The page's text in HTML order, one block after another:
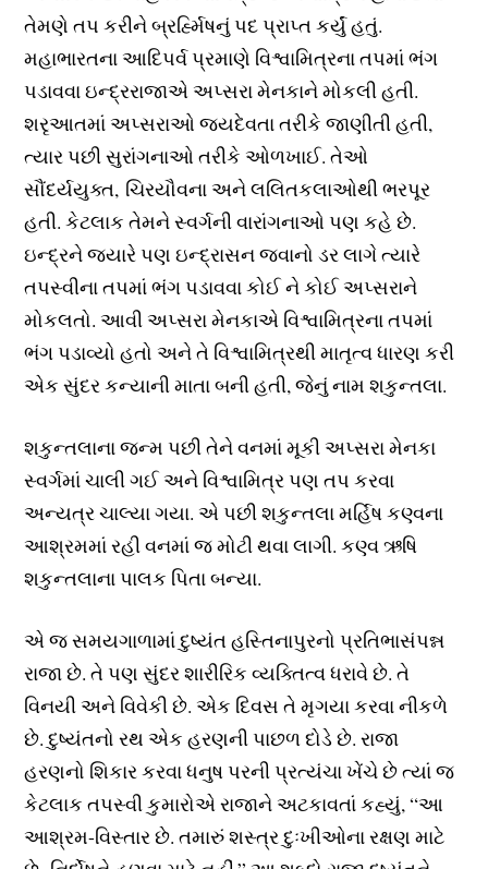
તેમણે તપ કરીને બ્રર્હ્મિષનું પદ પ્રાપ્ત કર્યું હતું.
મહાભારતના આદિપર્વ પ્રમાણે વિશ્વામિત્રના તપમાં ભંગ
પડાવવા ઇન્દ્રરાજાએ અપ્સરા મેનકાને મોકલી હતી.
શરૃઆતમાં અપ્સરાઓ જયદેવતા તરીકે જાણીતી હતી,
ત્યાર પછી સુરાંગનાઓ તરીકે ઓળખાઈ. તેઓ
સૌંદર્યયુક્ત, ચિરયૌવના અને લલિતકલાઓથી ભરપૂર
હતી. કેટલાક તેમને સ્વર્ગની વારાંગનાઓ પણ કહે છે.
ઇન્દ્રને જ્યારે પણ ઇન્દ્રાસન જવાનો ડર લાગે ત્યારે
તપસ્વીના તપમાં ભંગ પડાવવા કોઈ ને કોઈ અપ્સરાને
મોકલતો. આવી અપ્સરા મેનકાએ વિશ્વામિત્રના તપમાં
ભંગ પડાવ્યો હતો અને તે વિશ્વામિત્રથી માતૃત્વ ધારણ કરી
એક સુંદર કન્યાની માતા બની હતી, જેનું નામ શકુન્તલા.
શકુન્તલાના જન્મ પછી તેને વનમાં મૂકી અપ્સરા મેનકા
સ્વર્ગમાં ચાલી ગઈ અને વિશ્વામિત્ર પણ તપ કરવા
અન્યત્ર ચાલ્યા ગયા. એ પછી શકુન્તલા મર્હિષ કણ્વના
આશ્રમમાં રહી વનમાં જ મોટી થવા લાગી. કણ્વ ઋષિ
શકુન્તલાના પાલક પિતા બન્યા.
એ જ સમયગાળામાં દુષ્યંત હસ્તિનાપુરનો પ્રતિભાસંપન્ન
રાજા છે. તે પણ સુંદર શારીરિક વ્યક્તિત્વ ધરાવે છે. તે
વિનયી અને વિવેકી છે. એક દિવસ તે મૃગયા કરવા નીકળે
છે. દુષ્યંતનો રથ એક હરણની પાછળ દોડે છે. રાજા
હરણનો શિકાર કરવા ધનુષ પરની પ્રત્યંચા ખેંચે છે ત્યાં જ
કેટલાક તપસ્વી કુમારોએ રાજાને અટકાવતાં કહ્યું, “આ
આશ્રમ-વિસ્તાર છે. તમારું શસ્ત્ર દુઃખીઓના રક્ષણ માટે